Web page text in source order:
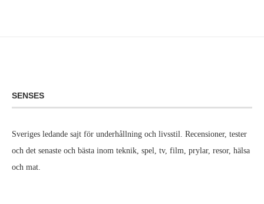
SENSES
Sveriges ledande sajt för underhållning och livsstil. Recensioner, tester
och det senaste och bästa inom teknik, spel, tv, film, prylar, resor, hälsa
och mat.